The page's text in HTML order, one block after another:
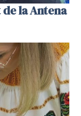
la Antena